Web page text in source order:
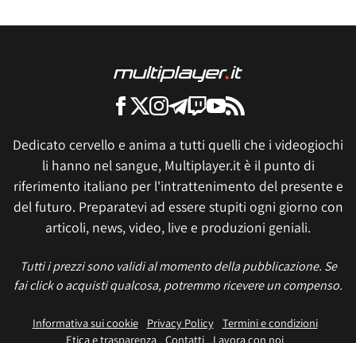
Dedicato cervello e anima a tutti quelli che i videogiochi
li hanno nel sangue, Multiplayer.it è il punto di
riferimento italiano per l'intrattenimento del presente e
del futuro. Preparatevi ad essere stupiti ogni giorno con
articoli, news, video, live e produzioni geniali.
Tutti i prezzi sono validi al momento della pubblicazione. Se
fai click o acquisti qualcosa, potremmo ricevere un compenso.
Informativa sui cookie Privacy Policy
Termini e condizioni
Etica e trasparenza Contatti Lavora con noi